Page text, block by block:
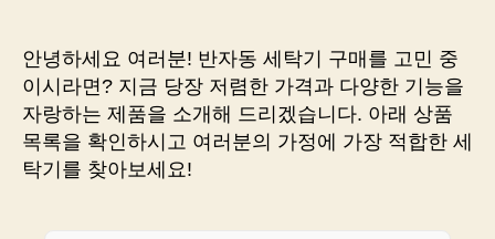
기
로
집
안
일
안녕하세요 여러분! 반자동 세탁기 구매를 고민 중
이시라면? 지금 당장 저렴한 가격과 다양한 기능을
자랑하는 제품을 소개해 드리겠습니다. 아래 상품
목록을 확인하시고 여러분의 가정에 가장 적합한 세
탁기를 찾아보세요!